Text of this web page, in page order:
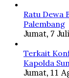
Ratu Dewa
Palembang
Jumat, 7
Terkait
Kapolda
Jumat, 11